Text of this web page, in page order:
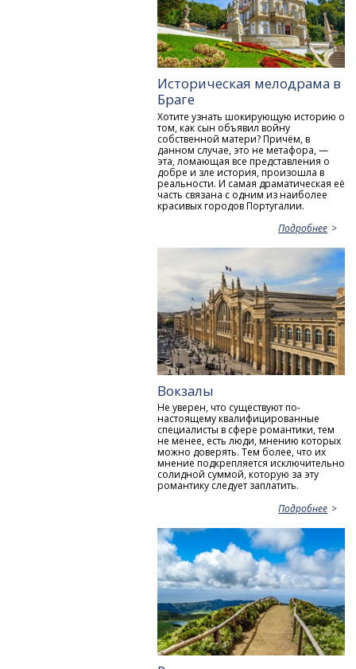
Историческая мелодрама в
Браге
Хотите узнать шокирующую историю о
том, как сын объявил войну
собственной матери? Причём, в
данном случае, это не метафора, —
эта, ломающая все представления о
добре и зле история, произошла в
реальности. И самая драматическая её
часть связана с одним из наиболее
красивых городов Португалии.
Подробнее
Вокзалы
Не уверен, что существуют по-
настоящему квалифицированные
специалисты в сфере романтики, тем
не менее, есть люди, мнению которых
можно доверять. Тем более, что их
мнение подкрепляется исключительно
солидной суммой, которую за эту
романтику следует заплатить.
Подробнее